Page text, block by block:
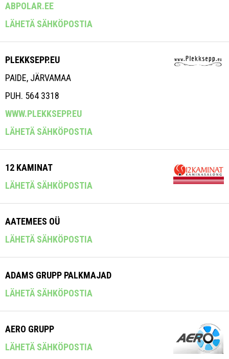
ABPOLAR.EE
LÄHETÄ SÄHKÖPOSTIA
PLEKKSEPP.EU
PAIDE, JÄRVAMAA
PUH. 564 3318
WWW.PLEKKSEPP.EU
LÄHETÄ SÄHKÖPOSTIA
12 KAMINAT
LÄHETÄ SÄHKÖPOSTIA
AATEMEES OÜ
LÄHETÄ SÄHKÖPOSTIA
ADAMS GRUPP PALKMAJAD
LÄHETÄ SÄHKÖPOSTIA
AERO GRUPP
LÄHETÄ SÄHKÖPOSTIA